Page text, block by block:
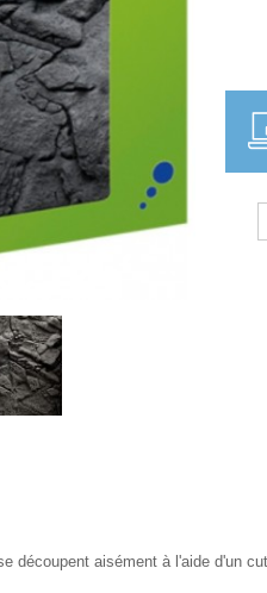
découpent aisément à l'aide d'un